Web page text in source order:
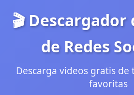
🎬 Descargador
de Redes
Descarga videos gratis
favoritas